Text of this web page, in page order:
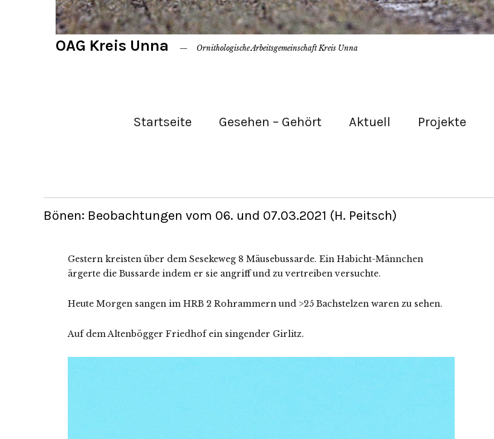
OAG Kreis Unna Ornithologische Arbeitsgemeinschaft Kreis Unna
Startseite Gesehen – Gehört Aktuell Projekte
Bönen: Beobachtungen vom 06. und 07.03.2021 (H. Peitsch)
Gestern kreisten über dem Sesekeweg 8 Mäusebussarde. Ein Habicht-Männchen
ärgerte die Bussarde indem er sie angriff und zu vertreiben versuchte.
Heute Morgen sangen im HRB 2 Rohrammern und >25 Bachstelzen waren zu sehen.
Auf dem Altenbögger Friedhof ein singender Girlitz.